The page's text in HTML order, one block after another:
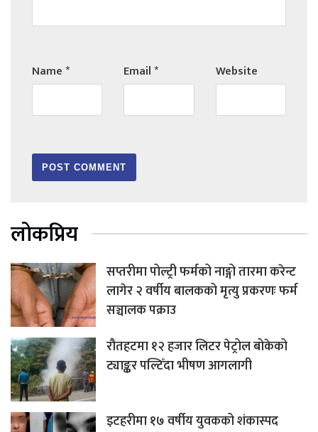
Name* Email* Website
लोकप्रिय
सप्तरीमा पोल्ट्री फर्मको नाङ्गो तारमा करेन्ट
लागेर २ वर्षीय बालकको मृत्यु प्रकरणः फर्म
सञ्चालक पक्राउ
रौतहटमा १२ हजार लिटर पेट्रोल बोकेको
ट्याङ्कर पल्टिँदा भीषण आगलागी
इटहरीमा १७ वर्षीय युवकको शंकास्पद